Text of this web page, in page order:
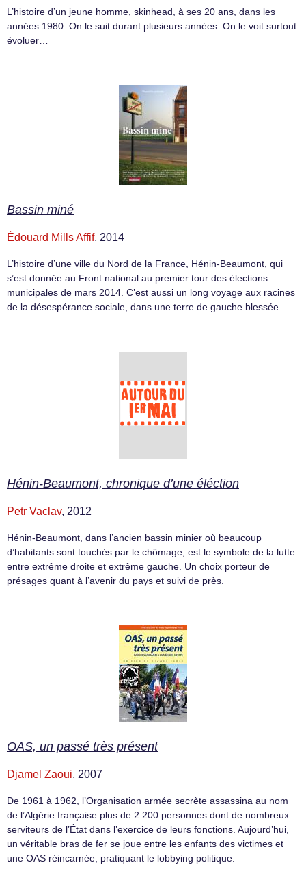
L’histoire d’un jeune homme, skinhead, à ses 20 ans, dans les
années 1980. On le suit durant plusieurs années. On le voit surtout
évoluer…
Bassin miné
Édouard Mills Affif, 2014
L’histoire d’une ville du Nord de la France, Hénin-Beaumont, qui
s’est donnée au Front national au premier tour des élections
municipales de mars 2014. C’est aussi un long voyage aux racines
de la désespérance sociale, dans une terre de gauche blessée.
Hénin-Beaumont, chronique d’une éléction
Petr Vaclav, 2012
Hénin-Beaumont, dans l’ancien bassin minier où beaucoup
d’habitants sont touchés par le chômage, est le symbole de la lutte
entre extrême droite et extrême gauche. Un choix porteur de
présages quant à l’avenir du pays et suivi de près.
OAS, un passé très présent
Djamel Zaoui, 2007
De 1961 à 1962, l’Organisation armée secrète assassina au nom
de l’Algérie française plus de 2 200 personnes dont de nombreux
serviteurs de l’État dans l’exercice de leurs fonctions. Aujourd’hui,
un véritable bras de fer se joue entre les enfants des victimes et
une OAS réincarnée, pratiquant le lobbying politique.